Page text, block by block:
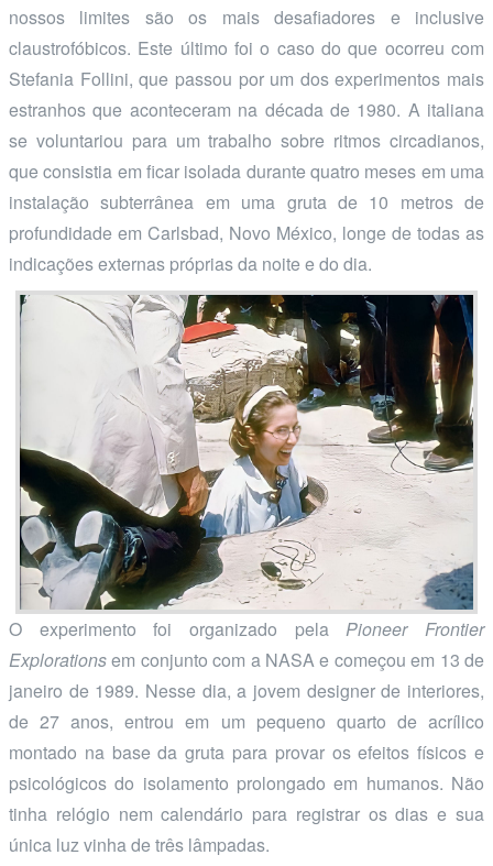
nossos limites são os mais desafiadores e inclusive
claustrofóbicos. Este último foi o caso do que ocorreu com
Stefania Follini, que passou por um dos experimentos mais
estranhos que aconteceram na década de 1980. A italiana
se voluntariou para um trabalho sobre ritmos circadianos,
que consistia em ficar isolada durante quatro meses em uma
instalação subterrânea em uma gruta de 10 metros de
profundidade em Carlsbad, Novo México, longe de todas as
indicações externas próprias da noite e do dia.
O experimento foi organizado pelaPioneer Frontier
Explorationsem conjunto com a NASA e começou em 13 de
janeiro de 1989. Nesse dia, a jovem designer de interiores,
de 27 anos, entrou em um pequeno quarto de acrílico
montado na base da gruta para provar os efeitos físicos e
psicológicos do isolamento prolongado em humanos. Não
tinha relógio nem calendário para registrar os dias e sua
única luz vinha de três lâmpadas.